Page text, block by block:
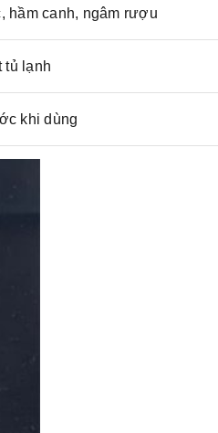
hầm canh, ngâm rượu
tủ lạnh
khi dùng